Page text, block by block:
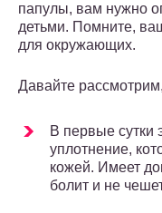
папулы, вам нужно
детьми. Помните,
для окружающих.
Давайте
В первые сутки
уплотнение,
кожей. Имеет
болит и не